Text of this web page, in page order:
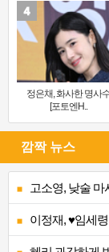
정은채, 화사한 명사
[포토엔H..
깜짝 뉴스
고소영, 낮술 마
이정재, ♥임세